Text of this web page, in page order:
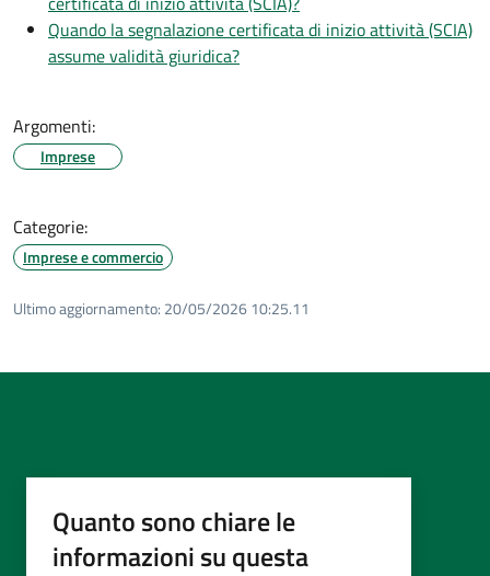
Quando la segnalazione certificata di inizio attività (SCIA)
assume validità giuridica?
Argomenti:
Imprese
Categorie:
Imprese e commercio
Ultimo aggiornamento: 20/05/2026 10:25.11
Quanto sono chiare le
informazioni su questa